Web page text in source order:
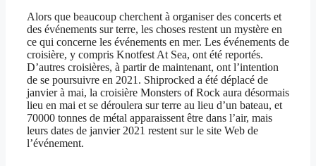
Alors que beaucoup cherchent à organiser des concerts et
des événements sur terre, les choses restent un mystère en
ce qui concerne les événements en mer. Les événements de
croisière, y compris Knotfest At Sea, ont été reportés.
D’autres croisières, à partir de maintenant, ont l’intention
de se poursuivre en 2021. Shiprocked a été déplacé de
janvier à mai, la croisière Monsters of Rock aura désormais
lieu en mai et se déroulera sur terre au lieu d’un bateau, et
70000 tonnes de métal apparaissent être dans l’air, mais
leurs dates de janvier 2021 restent sur le site Web de
l’événement.